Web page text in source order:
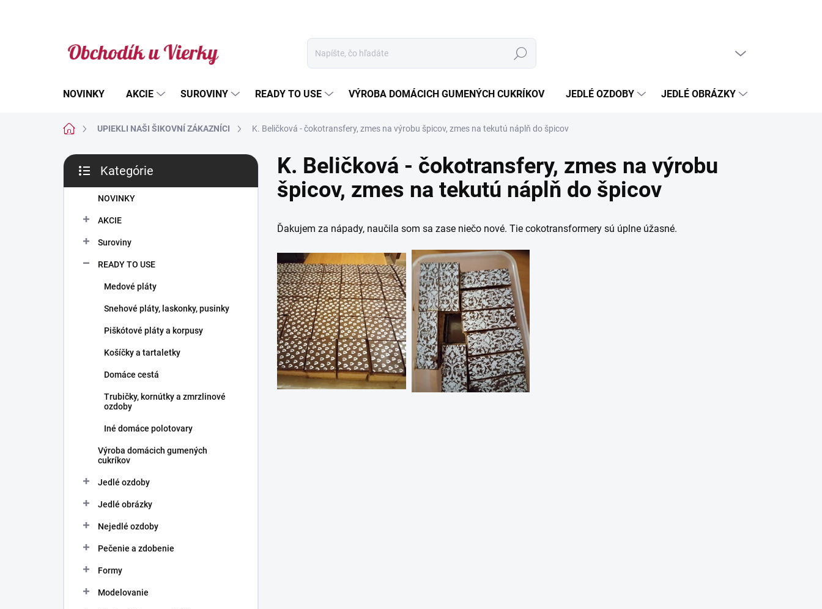
Hľadať
NOVINKY AKCIE SUROVINY READY TO USE VÝROBA DOMÁCICH GUMENÝCH CUKRÍKOV JEDLÉ OZDOBY JEDLÉ OBRÁZKY
DomovUPIEKLI NAŠI ŠIKOVNÍ ZÁKAZNÍCI K. Beličková - čokotransfery, zmes na výrobu špicov, zmes na tekutú náplň do špicov
B
č
kategórie
Kategórie
NOVINKY
AKCIE
Suroviny
READY TO USE
Medové pláty
Snehové pláty, laskonky, pusinky
Piškótové pláty a korpusy
Košíčky a tartaletky
Domáce cestá
Trubičky, kornútky a zmrzlinové
ozdoby
Iné domáce polotovary
Výroba domácich gumených
cukríkov
Jedlé ozdoby
Jedlé obrázky
Nejedlé ozdoby
Pečenie a zdobenie
Formy
Modelovanie
K. Beličková - čokotransfery, zmes na výrobu
špicov, zmes na tekutú náplň do špicov
Ďakujem za nápady, naučila som sa zase niečo nové. Tie cokotransformery sú úplne úžasné.